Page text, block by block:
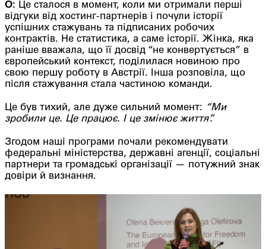
О: Це сталося в момент, коли ми отримали перші
відгуки від хостинг-партнерів і почули історії
успішних стажувань та підписаних робочих
контрактів. Не статистика, а саме історії. Жінка, яка
раніше вважала, що її досвід “не конвертується” в
європейський контекст, поділилася новиною про
свою першу роботу в Австрії. Інша розповіла, що
після стажування стала частиною команди.
Це був тихий, але дуже сильний момент: “Ми
зробили це. Це працює. І це змінює життя”.
Згодом наші програми почали рекомендувати
федеральні міністерства, державні агенції, соціальні
партнери та громадські організації — потужний знак
довіри й визнання.